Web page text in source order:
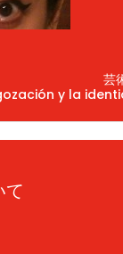
芸
y la
て